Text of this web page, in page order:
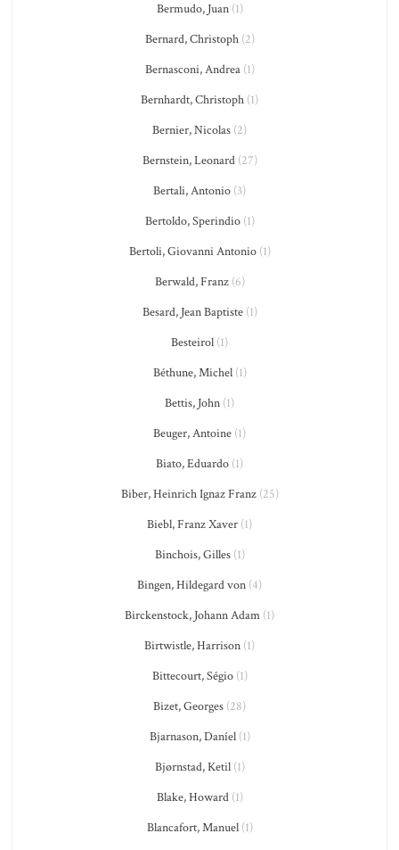
Bermudo, Juan(1)
Bernard, Christoph(2)
Bernasconi, Andrea(1)
Bernhardt, Christoph (1)
Bernier, Nicolas (2)
Bernstein, Leonard(27)
Bertali, Antonio (3)
Bertoldo, Sperindio(1)
Bertoli, Giovanni Antonio(1)
Berwald, Franz(6)
Besard, Jean Baptiste(1)
Besteirol (1)
Béthune, Michel(1)
Bettis, John (1)
Beuger, Antoine (1)
Biato, Eduardo (1)
Biber, Heinrich Ignaz Franz(25)
Biebl, Franz Xaver (1)
Binchois, Gilles(1)
Bingen, Hildegard von (4)
Birckenstock, Johann Adam (1)
Birtwistle, Harrison (1)
Bittecourt, Ségio(1)
Bizet, Georges (28)
Bjarnason, Daníel(1)
Bjørnstad, Ketil(1)
Blake, Howard(1)
Blancafort, Manuel(1)